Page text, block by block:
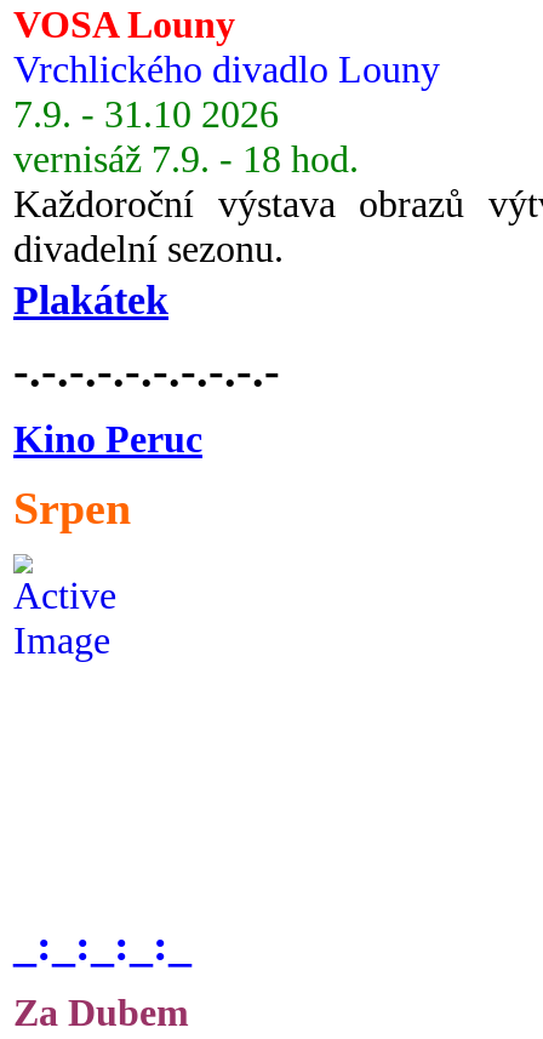
VOSA Louny
Vrchlického divadlo Louny
7.9. - 31.10 2026
vernisáž 7.9. - 18 hod.
Každoroční výstava obrazů
divadelní sezonu.
Plakátek
-.-.-.-.-.-.-.-.-.-
Kino Peruc
Srpen
_:_:_:_:_
Za Dubem